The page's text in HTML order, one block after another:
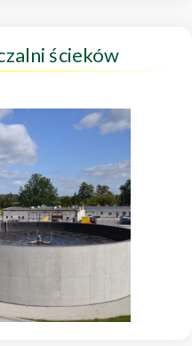
ścieków